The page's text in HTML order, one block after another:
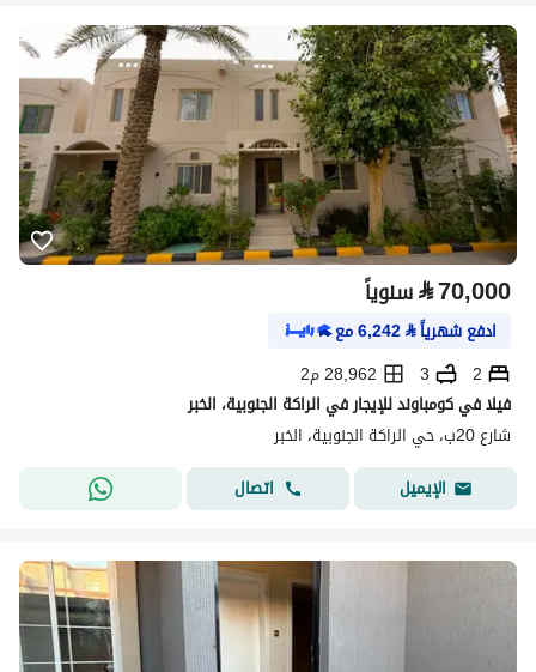
⃁70,000 سنوياً
ادفع شهرياً⃁
6,242مع
2
3
28,962 م2
فيلا في كومباوند للإيجار في الراكة الجنوبية، الخبر
شارع 20ب، حي الراكة الجنوبية، الخبر
الإيميل
اتصال